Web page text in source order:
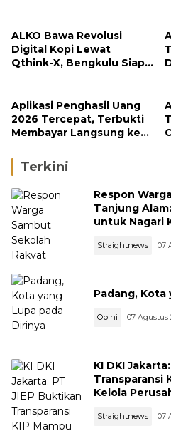
ALKO Bawa Revolusi
Digital Kopi Lewat
Qthink-X, Bengkulu Siap
Aplikasi Penghasil Uang
2026 Tercepat, Terbukti
Membayar Langsung ke
Terkini
Respon
Tanjung
untuk Nagari
Straightnews 07
Padang, Kota
Opini 07 Agustus
KI DKI
Transparansi
Kelola
Straightnews 07